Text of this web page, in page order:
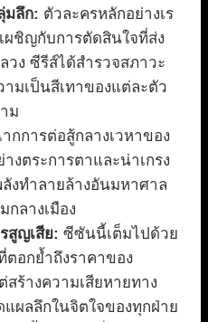
มลึก: ตัวละครหลักอย่างเร
ผชิญกับการตัดสินใจที่ส่ง
วง ซีรีส์ได้สำรวจสภาวะ
มเป็นสีเทาของแต่ละตัว
ม
กการต่อสู้กลางเวหาของ
งตระการตาและน่าเกรง
งทำลายล้างอันมหาศาล
กลางเมือง
สูญเสีย: ซีซันนี้เต็มไปด้วย
ตอกย้ำถึงราคาของ
สร้างความเสียหายทาง
ผลลึกในจิตใจของทุกฝ่าย